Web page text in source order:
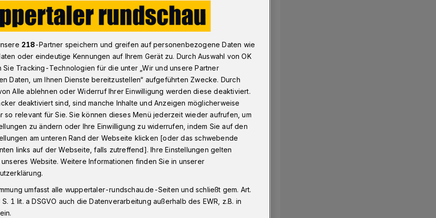
und
Mann ist am Samstag (15. Dezember
Ronsdorf überfallen worden.
218-Partner speichern und greifen auf personenbezogene Daten wie
oder eindeutige Kennungen auf Ihrem Gerät zu. Durch Auswahl von OK
Sie Tracking-Technologien für die unter „Wir und unsere Partner
Daten, um Ihnen Dienste bereitzustellen“ aufgeführten Zwecke. Durch
Alle ablehnen oder Widerruf Ihrer Einwilligung werden diese deaktiviert.
deaktiviert sind, sind manche Inhalte und Anzeigen möglicherweise
so relevant für Sie. Sie können dieses Menü jederzeit wieder aufrufen, um
zu ändern oder Ihre Einwilligung zu widerrufen, indem Sie auf den
am unteren Rand der Webseite klicken [oder das schwebende
links auf der Webseite, falls zutreffend]. Ihre Einstellungen gelten
Website. Weitere Informationen finden Sie in unserer
umfasst alle wuppertaler-rundschau.de-Seiten und schließt gem. Art.
1 lit. a DSGVO auch die Datenverarbeitung außerhalb des EWR, z.B. in